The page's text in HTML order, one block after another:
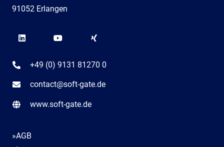
91052 Erlangen
+49 (0) 9131 81270 0
contact@soft-gate.de
www.soft-gate.de
»AGB